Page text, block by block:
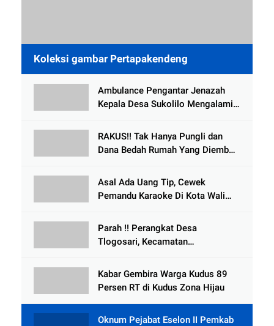
Koleksi gambar Pertapakendeng
Ambulance Pengantar Jenazah
Kepala Desa Sukolilo Mengalami
Meninggal Dunia
RAKUS!! Tak Hanya Pungli dan
Dana Bedah Rumah Yang Diembat,
Tlogowungu, di Duga
Selewengkan Bantuan Mushola
Asal Ada Uang Tip, Cewek
Pemandu Karaoke Di Kota Wali
Parah !! Perangkat Desa
Tlogosari, Kecamatan
Rumah dari BAZNAS
Kabar Gembira Warga Kudus 89
Persen RT di Kudus Zona Hijau
Oknum Pejabat Eselon II Pemkab